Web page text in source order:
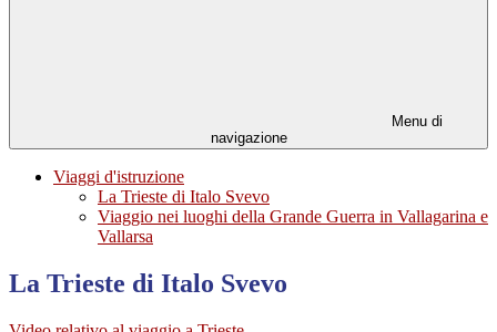
Menu di
navigazione
Viaggi d'istruzione
La Trieste di Italo Svevo
Viaggio nei luoghi della Grande Guerra in Vallagarina e
Vallarsa
La Trieste di Italo Svevo